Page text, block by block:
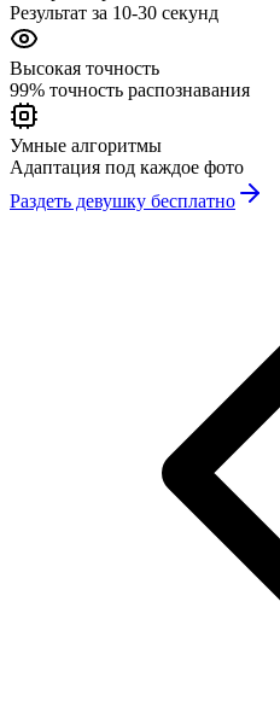
Результат за 10-30 секунд
Высокая точность
99% точность распознавания
Умные алгоритмы
Адаптация под каждое фото
Раздеть девушку бесплатно